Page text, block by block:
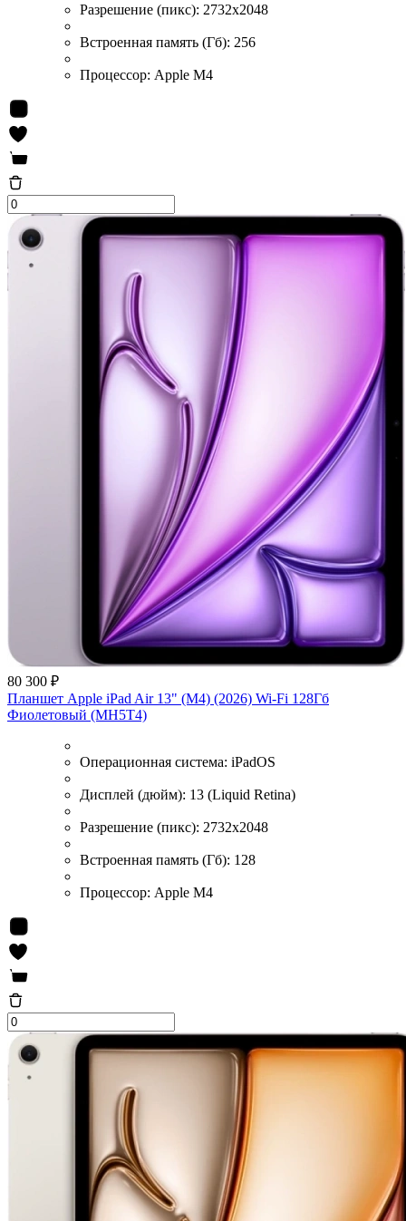
Разрешение (пикс): 2732x2048
Встроенная память (Гб): 256
Процессор: Apple M4
80 300 ₽
Планшет Apple iPad Air 13" (M4) (2026) Wi-Fi 128Гб
Фиолетовый (MH5T4)
Операционная система: iPadOS
Дисплей (дюйм): 13 (Liquid Retina)
Разрешение (пикс): 2732x2048
Встроенная память (Гб): 128
Процессор: Apple M4